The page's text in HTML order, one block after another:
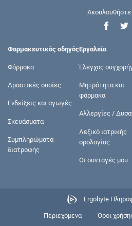
Ακουλουθήστε
Φαρμακευτικός οδηγός
Φάρμακα
Δραστικές ουσίες
Ενδείξεις και αγωγές
Σκευάσματα
Συμπληρώματα
διατροφής
Εργαλεία
Έλεγχος
Μητρότητα και
φάρμακα
Αλλεργίες /
Λεξικό ιατρικής
ορολογίας
Οι συνταγές μου
Ergobyte
Περιεχόμενα Όροι